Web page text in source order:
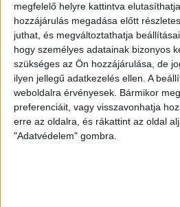
megfelelő helyre kattintva
hozzájárulás megadása előtt
juthat, és megváltoztathatja
hogy személyes adatainak bizonyos
szükséges az Ön hozzájárulása, de
ilyen jellegű adatkezelés ellen. A
weboldalra érvényesek. Bármikor
preferenciáit, vagy visszavonhatja
erre az oldalra, és rákattint az oldal
"Adatvédelem" gombra.
Hoppon maradtak a
program utolsó pályázói